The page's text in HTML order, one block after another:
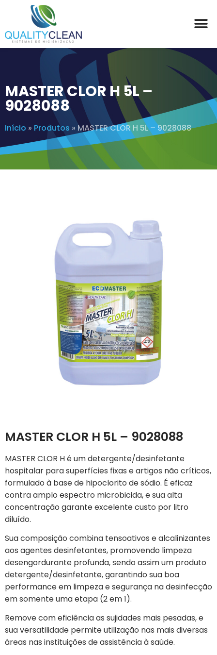
MASTER CLOR H 5L –
9028088
Início » Produtos » MASTER CLOR H 5L – 9028088
MASTER CLOR H 5L – 9028088
MASTER CLOR H é um detergente/desinfetante
hospitalar para superfícies fixas e artigos não críticos,
formulado à base de hipoclorito de sódio. É eficaz
contra amplo espectro microbicida, e sua alta
concentração garante excelente custo por litro
diluído.
Sua composição combina tensoativos e alcalinizantes
aos agentes desinfetantes, promovendo limpeza
desengordurante profunda, sendo assim um produto
detergente/desinfetante, garantindo sua boa
performance em limpeza e segurança na desinfecção
em somente uma etapa (2 em 1).
Remove com eficiência as sujidades mais pesadas, e
sua versatilidade permite utilização nas mais diversas
áreas nas instituições de assistência à saúde.